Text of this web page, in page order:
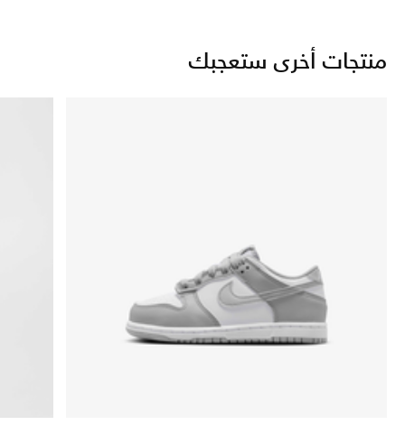
منتجات أخرى ستعجبك